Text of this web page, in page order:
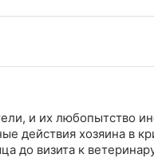
и их любопытство
действия хозяина в
до визита к